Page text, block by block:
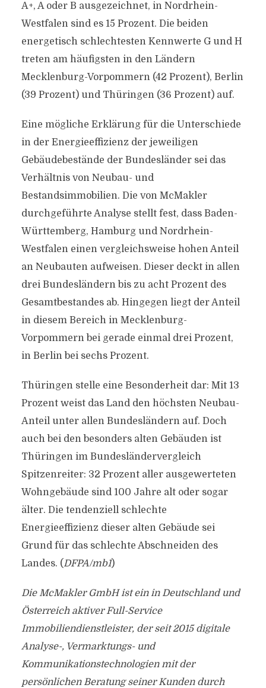
A+, A oder B ausgezeichnet, in Nordrhein-
Westfalen sind es 15 Prozent. Die beiden
energetisch schlechtesten Kennwerte G und H
treten am häufigsten in den Ländern
Mecklenburg-Vorpommern (42 Prozent), Berlin
(39 Prozent) und Thüringen (36 Prozent) auf.
Eine mögliche Erklärung für die Unterschiede
in der Energieeffizienz der jeweiligen
Gebäudebestände der Bundesländer sei das
Verhältnis von Neubau- und
Bestandsimmobilien. Die von McMakler
durchgeführte Analyse stellt fest, dass Baden-
Württemberg, Hamburg und Nordrhein-
Westfalen einen vergleichsweise hohen Anteil
an Neubauten aufweisen. Dieser deckt in allen
drei Bundesländern bis zu acht Prozent des
Gesamtbestandes ab. Hingegen liegt der Anteil
in diesem Bereich in Mecklenburg-
Vorpommern bei gerade einmal drei Prozent,
in Berlin bei sechs Prozent.
Thüringen stelle eine Besonderheit dar: Mit 13
Prozent weist das Land den höchsten Neubau-
Anteil unter allen Bundesländern auf. Doch
auch bei den besonders alten Gebäuden ist
Thüringen im Bundesländervergleich
Spitzenreiter: 32 Prozent aller ausgewerteten
Wohngebäude sind 100 Jahre alt oder sogar
älter. Die tendenziell schlechte
Energieeffizienz dieser alten Gebäude sei
Grund für das schlechte Abschneiden des
Landes. (DFPA/mb1)
Die McMakler GmbH ist ein in Deutschland und
Österreich aktiver Full-Service
Immobiliendienstleister, der seit 2015 digitale
Analyse-, Vermarktungs- und
Kommunikationstechnologien mit der
persönlichen Beratung seiner Kunden durch